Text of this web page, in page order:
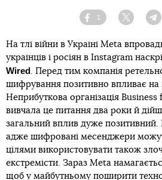
Facebook
1
Twitter
На тлі війни в Україні Meta
українців і росіян в Instagram
Wired. Перед тим компанія
шифрування позитивно впливає на
Неприбуткова організація
вивчала це питання два роки й
загальний вплив дуже позитивний.
адже шифровані месенджери
цілями використовувати також
екстремісти. Зараз Meta
щоб у майбутньому поширити